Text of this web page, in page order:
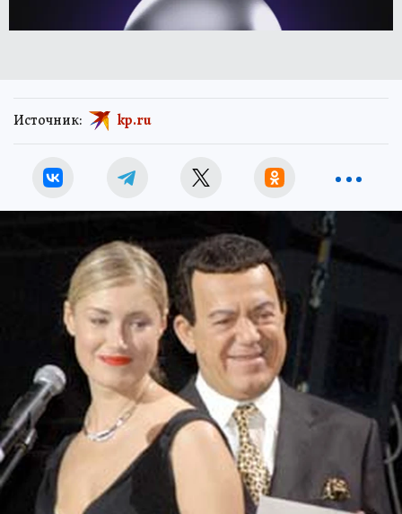
Источник: kp.ru